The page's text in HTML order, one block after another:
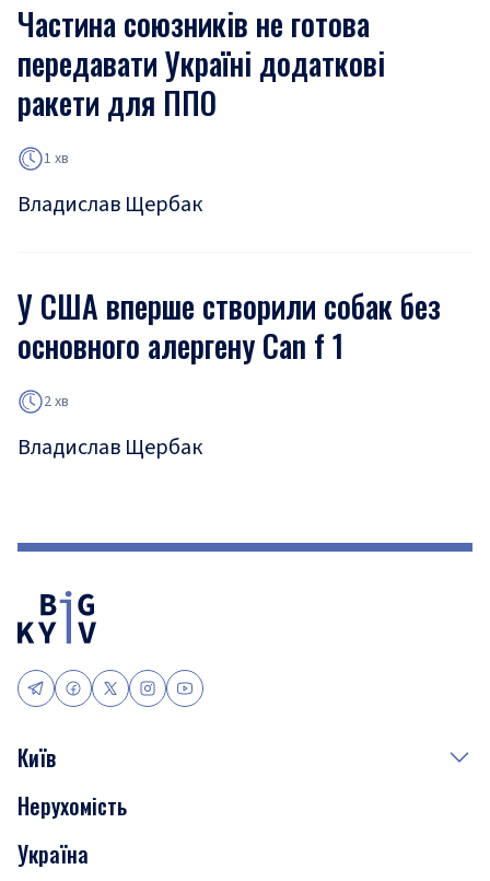
Частина союзників не готова
передавати Україні додаткові
ракети для ППО
1 хв
Владислав Щербак
У США вперше створили собак без
основного алергену Can f 1
2 хв
Владислав Щербак
Київ
Події
Скандали
Нерухомість
Україна